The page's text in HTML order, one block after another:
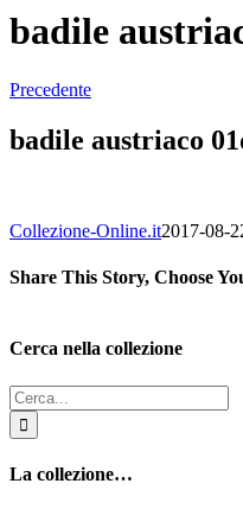
badile
Precedente
badile austriaco
Collezione-Online.it2017-08-
Share This Story, Choose
Cerca nella collezione
Cerca
per:
La collezione…